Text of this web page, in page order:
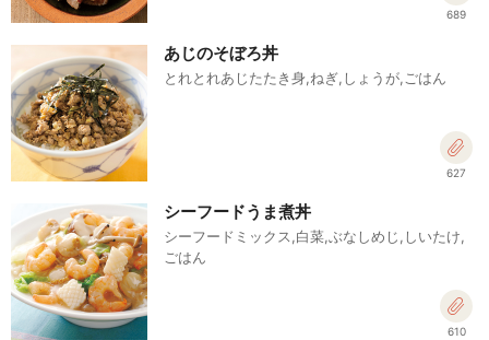
689
あじのそぼろ丼
とれとれあじたたき身,ねぎ,しょうが,ごはん
627
シーフードうま煮丼
シーフードミックス,白菜,ぶなしめじ,しいたけ,
ごはん
610